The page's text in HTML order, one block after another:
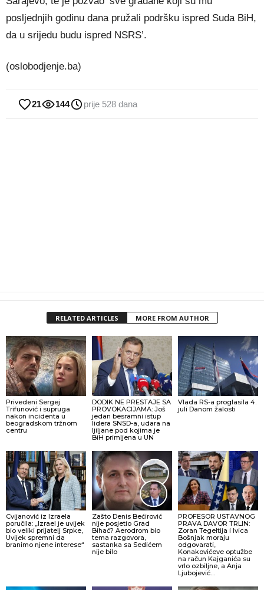
posljednjih godinu dana pružali podršku ispred Suda BiH,
da u srijedu budu ispred NSRS’.
(oslobodjenje.ba)
21 144 prije 528 dana
RELATED ARTICLES MORE FROM AUTHOR
Privedeni Sergej
Trifunović i supruga
nakon incidenta u
beogradskom tržnom
centru
DODIK NE PRESTAJE SA
PROVOKACIJAMA: Još
jedan besramni istup
lidera SNSD-a, udara na
ljiljane pod kojima je
BiH primljena u UN
Vlada RS-a proglasila 4.
juli Danom žalosti
Cvijanović iz Izraela
poručila: „Izrael je uvijek
bio veliki prijatelj Srpke,
Uvijek spremni da
branimo njene interese“
Zašto Denis Bećirović
nije posjetio Grad
Bihać? Aerodrom bio
tema razgovora,
sastanka sa Sedićem
nije bilo
PROFESOR USTAVNOG
PRAVA DAVOR TRLIN:
Zoran Tegeltija i Ivica
Bošnjak moraju
odgovarati,
Konakovićeve optužbe
na račun Kajganića su
vrlo ozbiljne, a Anja
Ljubojević…